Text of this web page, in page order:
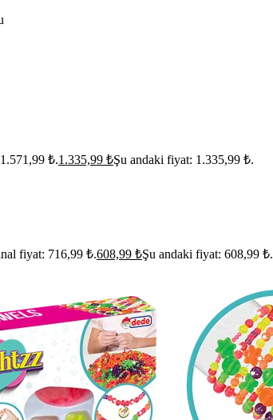
₺.1.335,99 ₺Şu andaki fiyat: 1.335,99 ₺.
fiyat: 716,99 ₺.608,99 ₺Şu andaki fiyat: 608,99 ₺.